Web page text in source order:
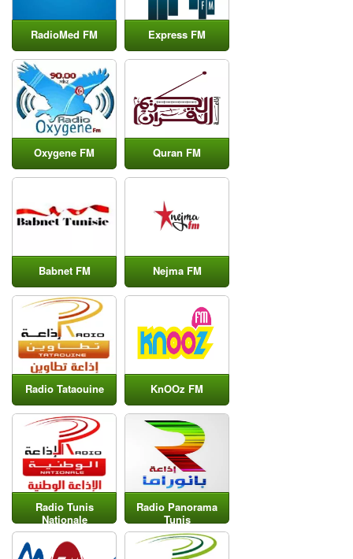
RadioMed FM Express FM
Oxygene FM Quran FM
Babnet FM Nejma FM
Radio Tataouine KnOOz FM
Radio Tunis
Nationale
Radio Panorama
Tunis